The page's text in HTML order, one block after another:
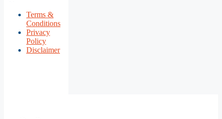
Terms &
Conditions
Privacy
Policy
Disclaimer